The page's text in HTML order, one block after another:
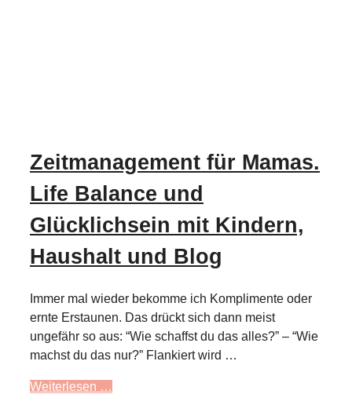
Zeitmanagement für Mamas.
Life Balance und
Glücklichsein mit Kindern,
Haushalt und Blog
Immer mal wieder bekomme ich Komplimente oder
ernte Erstaunen. Das drückt sich dann meist
ungefähr so aus: “Wie schaffst du das alles?” – “Wie
machst du das nur?” Flankiert wird …
Weiterlesen …